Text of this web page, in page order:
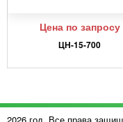
Цена по запросу
ЦН-15-700